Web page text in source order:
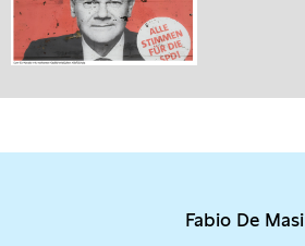
Fabio De Masi